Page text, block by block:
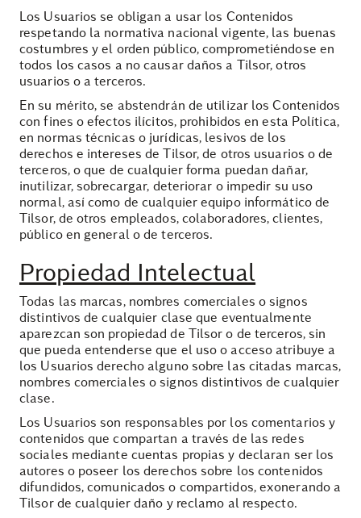
Los Usuarios se obligan a usar los Contenidos
respetando la normativa nacional vigente, las buenas
costumbres y el orden público, comprometiéndose en
todos los casos a no causar daños a Tilsor, otros
usuarios o a terceros.
En su mérito, se abstendrán de utilizar los Contenidos
con fines o efectos ilícitos, prohibidos en esta Política,
en normas técnicas o jurídicas, lesivos de los
derechos e intereses de Tilsor, de otros usuarios o de
terceros, o que de cualquier forma puedan dañar,
inutilizar, sobrecargar, deteriorar o impedir su uso
normal, así como de cualquier equipo informático de
Tilsor, de otros empleados, colaboradores, clientes,
público en general o de terceros.
Propiedad Intelectual
Todas las marcas, nombres comerciales o signos
distintivos de cualquier clase que eventualmente
aparezcan son propiedad de Tilsor o de terceros, sin
que pueda entenderse que el uso o acceso atribuye a
los Usuarios derecho alguno sobre las citadas marcas,
nombres comerciales o signos distintivos de cualquier
clase.
Los Usuarios son responsables por los comentarios y
contenidos que compartan a través de las redes
sociales mediante cuentas propias y declaran ser los
autores o poseer los derechos sobre los contenidos
difundidos, comunicados o compartidos, exonerando a
Tilsor de cualquier daño y reclamo al respecto.